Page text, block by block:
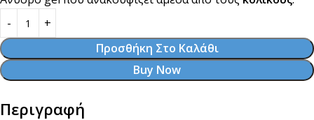
Προσθήκη Στο Καλάθι
Buy Now
Περιγραφή